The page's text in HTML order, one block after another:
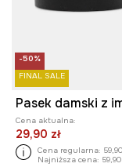
-50%
FINAL SALE
Cena aktualna:
29,90 zł
Cena regularna:
Najniższa cena: